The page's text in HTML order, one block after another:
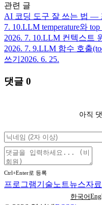
관련 글
AI 코딩 도구 잘 쓰는 법 —
7. 10.LLM temperature와
2026. 7. 10.LLM 컨텍스트
2026. 7. 9.LLM 함수 호출
쓰기 2026. 6. 25.
댓글 0
아직
Ctrl+Enter로 등록
프로그램기술노트뉴스자
한국어